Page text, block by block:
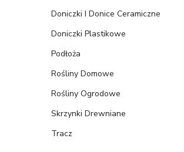
Doniczki I Donice Ceramiczne
Doniczki Plastikowe
Podłoża
Rośliny Domowe
Rośliny Ogrodowe
Skrzynki Drewniane
Tracz